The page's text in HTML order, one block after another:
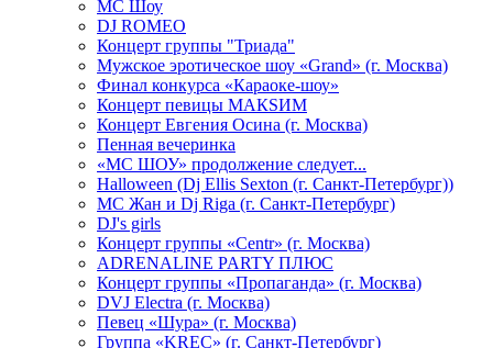
MC Шоу
DJ ROMEO
Концерт группы "Триада"
Мужское эротическое шоу «Grand» (г. Москва)
Финал конкурса «Караоке-шоу»
Концерт певицы МАКSИМ
Концерт Евгения Осина (г. Москва)
Пенная вечеринка
«МС ШОУ» продолжение следует...
Halloween (Dj Ellis Sexton (г. Санкт-Петербург))
МС Жан и Dj Riga (г. Санкт-Петербург)
DJ's girls
Концерт группы «Centr» (г. Москва)
ADRENALINE PARTY ПЛЮС
Концерт группы «Пропаганда» (г. Москва)
DVJ Electra (г. Москва)
Певец «Шура» (г. Москва)
Группа «KREC» (г. Санкт-Петербург)